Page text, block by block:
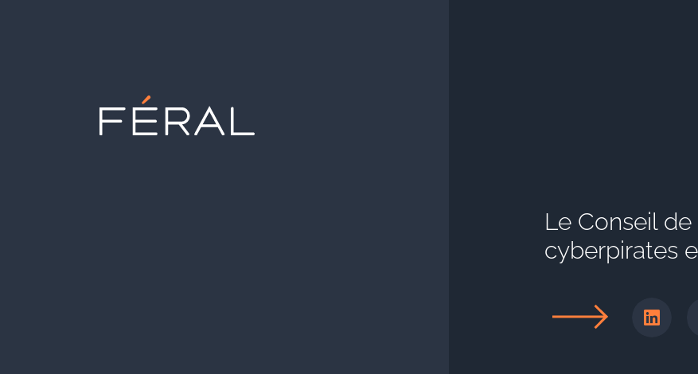
Le Conseil
cyberpirates